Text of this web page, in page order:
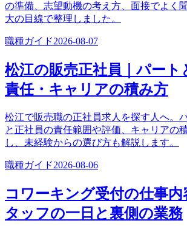
の準備、志望動機の考え方、面接でよく
大の目線で整理しました。
職種ガイド2026-08-07
松江の販売正社員｜パート
責任・キャリアの積み方
松江で販売職の正社員求人を探す人へ。
と正社員の責任範囲や評価、キャリアの
し、未経験からの選び方も解説します。
職種ガイド2026-08-06
コワーキング受付の仕事内
タッフの一日と裏側の業務